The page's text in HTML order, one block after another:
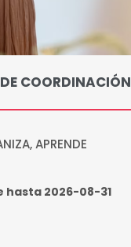
COORDINACIÓN
APRENDE
hasta 2026-08-31